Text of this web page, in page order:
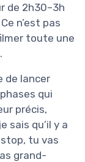
de 2h30–3h
n’est pas
toute une
de lancer
qui
précis,
sais qu’il y a
tu vas
grand-